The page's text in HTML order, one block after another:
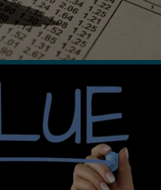
Χάντικαπ;